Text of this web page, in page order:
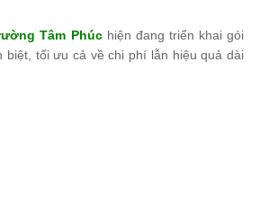
Tâm Phúchiện đang triển khai gói
biệt, tối ưu cả về chi phí lẫn hiệu quả dài